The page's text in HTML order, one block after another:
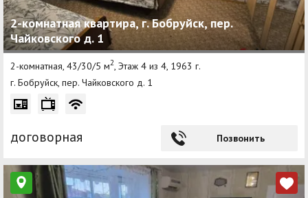
2-комнатная квартира, г. Бобруйск, пер.
Чайковского д. 1
2-комнатная, 43/30/5 м2, Этаж 4 из 4, 1963 г.
г. Бобруйск, пер. Чайковского д. 1
договорная Позвонить